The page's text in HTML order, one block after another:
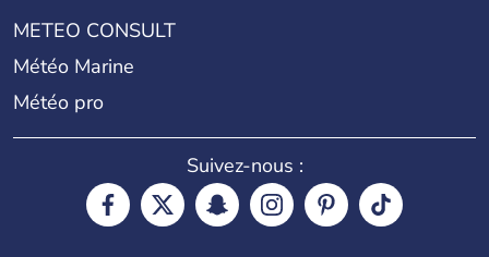
METEO CONSULT
Météo Marine
Météo pro
Suivez-nous :